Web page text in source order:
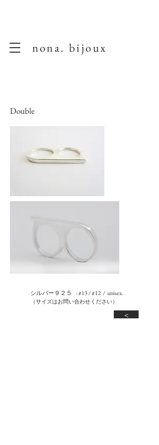
nona. bijoux
Double
シルバー９２５ : #13 / #12 / unisex.
（サイズはお問い合わせください）
<